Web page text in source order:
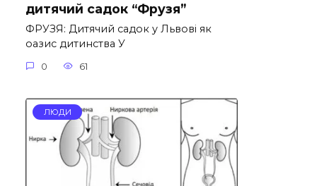
дитячий садок “Фрузя”
ФРУЗЯ: Дитячий садок у Львові як
оазис дитинства У
0 61
ЛЮДИ